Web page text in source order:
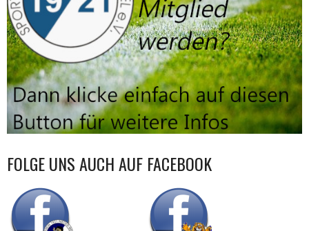
FOLGE UNS AUCH AUF FACEBOOK